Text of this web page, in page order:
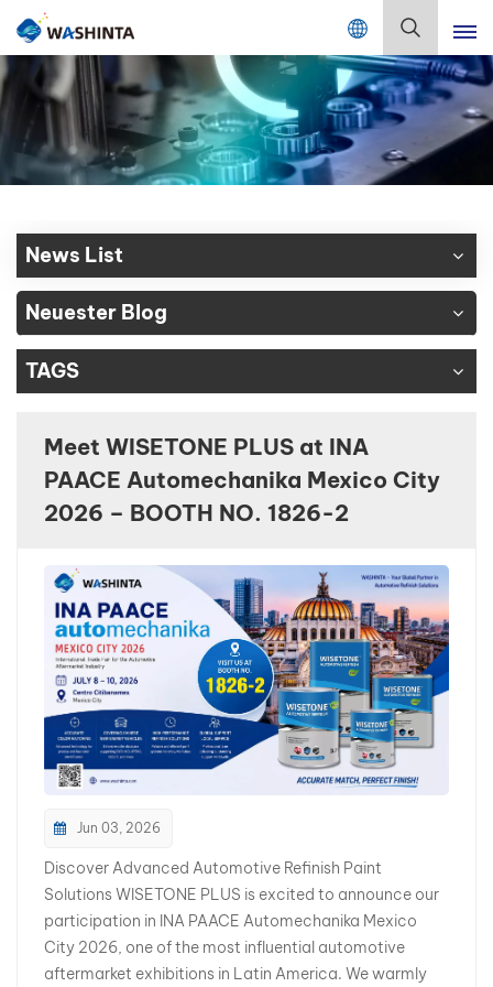
Mix Color Online
English
Français
Deutsch
Русский
Español
Português
日本語
한국어
فارسی
中文
News List
Neuester Blog
TAGS
Meet WISETONE PLUS at INA
PAACE Automechanika Mexico City
2026 – BOOTH NO. 1826-2
Jun 03, 2026
Discover Advanced Automotive Refinish Paint
Solutions WISETONE PLUS is excited to announce our
participation in INA PAACE Automechanika Mexico
City 2026, one of the most influential automotive
aftermarket exhibitions in Latin America. We warmly